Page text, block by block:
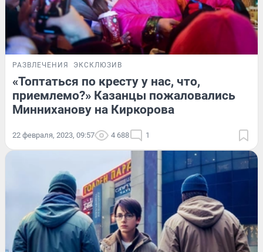
РАЗВЛЕЧЕНИЯ ЭКСКЛЮЗИВ
«Топтаться по кресту у нас, что,
приемлемо?» Казанцы пожаловались
Минниханову на Киркорова
22 февраля, 2023, 09:57 4 688 1